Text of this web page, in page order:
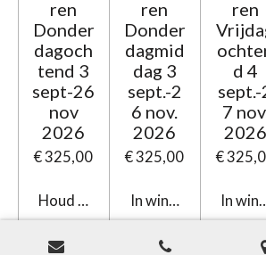
ren
Donder
dagoch
tend 3
sept-26
nov
2026
€ 325,00
Houd mij op de hoogte
ren
Donder
dagmid
dag 3
sept.-2
6 nov.
2026
€ 325,00
In winkelwagen
ren
d 4
sept.-
7
2026
€
In